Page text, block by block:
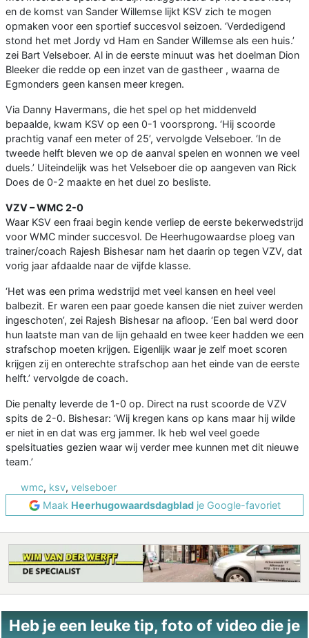
en de komst van Sander Willemse lijkt KSV zich te mogen
opmaken voor een sportief succesvol seizoen. ‘Verdedigend
stond het met Jordy vd Ham en Sander Willemse als een huis.’
zei Bart Velseboer. Al in de eerste minuut was het doelman Dion
Bleeker die redde op een inzet van de gastheer , waarna de
Egmonders geen kansen meer kregen.
Via Danny Havermans, die het spel op het middenveld
bepaalde, kwam KSV op een 0-1 voorsprong. ‘Hij scoorde
prachtig vanaf een meter of 25’, vervolgde Velseboer. ‘In de
tweede helft bleven we op de aanval spelen en wonnen we veel
duels.’ Uiteindelijk was het Velseboer die op aangeven van Rick
Does de 0-2 maakte en het duel zo besliste.
VZV – WMC 2-0
Waar KSV een fraai begin kende verliep de eerste bekerwedstrijd
voor WMC minder succesvol. De Heerhugowaardse ploeg van
trainer/coach Rajesh Bishesar nam het daarin op tegen VZV, dat
vorig jaar afdaalde naar de vijfde klasse.
‘Het was een prima wedstrijd met veel kansen en heel veel
balbezit. Er waren een paar goede kansen die niet zuiver werden
ingeschoten’, zei Rajesh Bishesar na afloop. ‘Een bal werd door
hun laatste man van de lijn gehaald en twee keer hadden we een
strafschop moeten krijgen. Eigenlijk waar je zelf moet scoren
krijgen zij en onterechte strafschop aan het einde van de eerste
helft.’ vervolgde de coach.
Die penalty leverde de 1-0 op. Direct na rust scoorde de VZV
spits de 2-0. Bishesar: ‘Wij kregen kans op kans maar hij wilde
er niet in en dat was erg jammer. Ik heb wel veel goede
spelsituaties gezien waar wij verder mee kunnen met dit nieuwe
team.’
wmc, ksv, velseboer
Maak Heerhugowaardsdagbladje Google-favoriet
Heb je een leuke tip, foto of video die je